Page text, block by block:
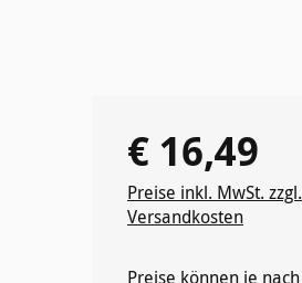
Regulärer Preis:
€ 16,49
Preise inkl. MwSt. zzgl.
Versandkosten
Preise können je nach